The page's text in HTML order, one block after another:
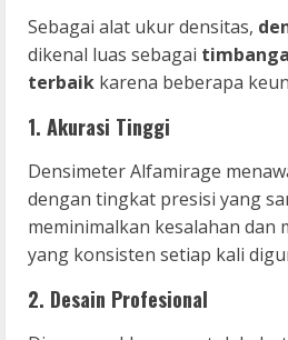
Sebagai alat ukur densitas,
dikenal luas sebagai
terbaik karena beberapa
1. Akurasi Tinggi
Densimeter Alfamirage
dengan tingkat presisi yang
meminimalkan kesalahan dan
yang konsisten setiap kali
2. Desain Profesional